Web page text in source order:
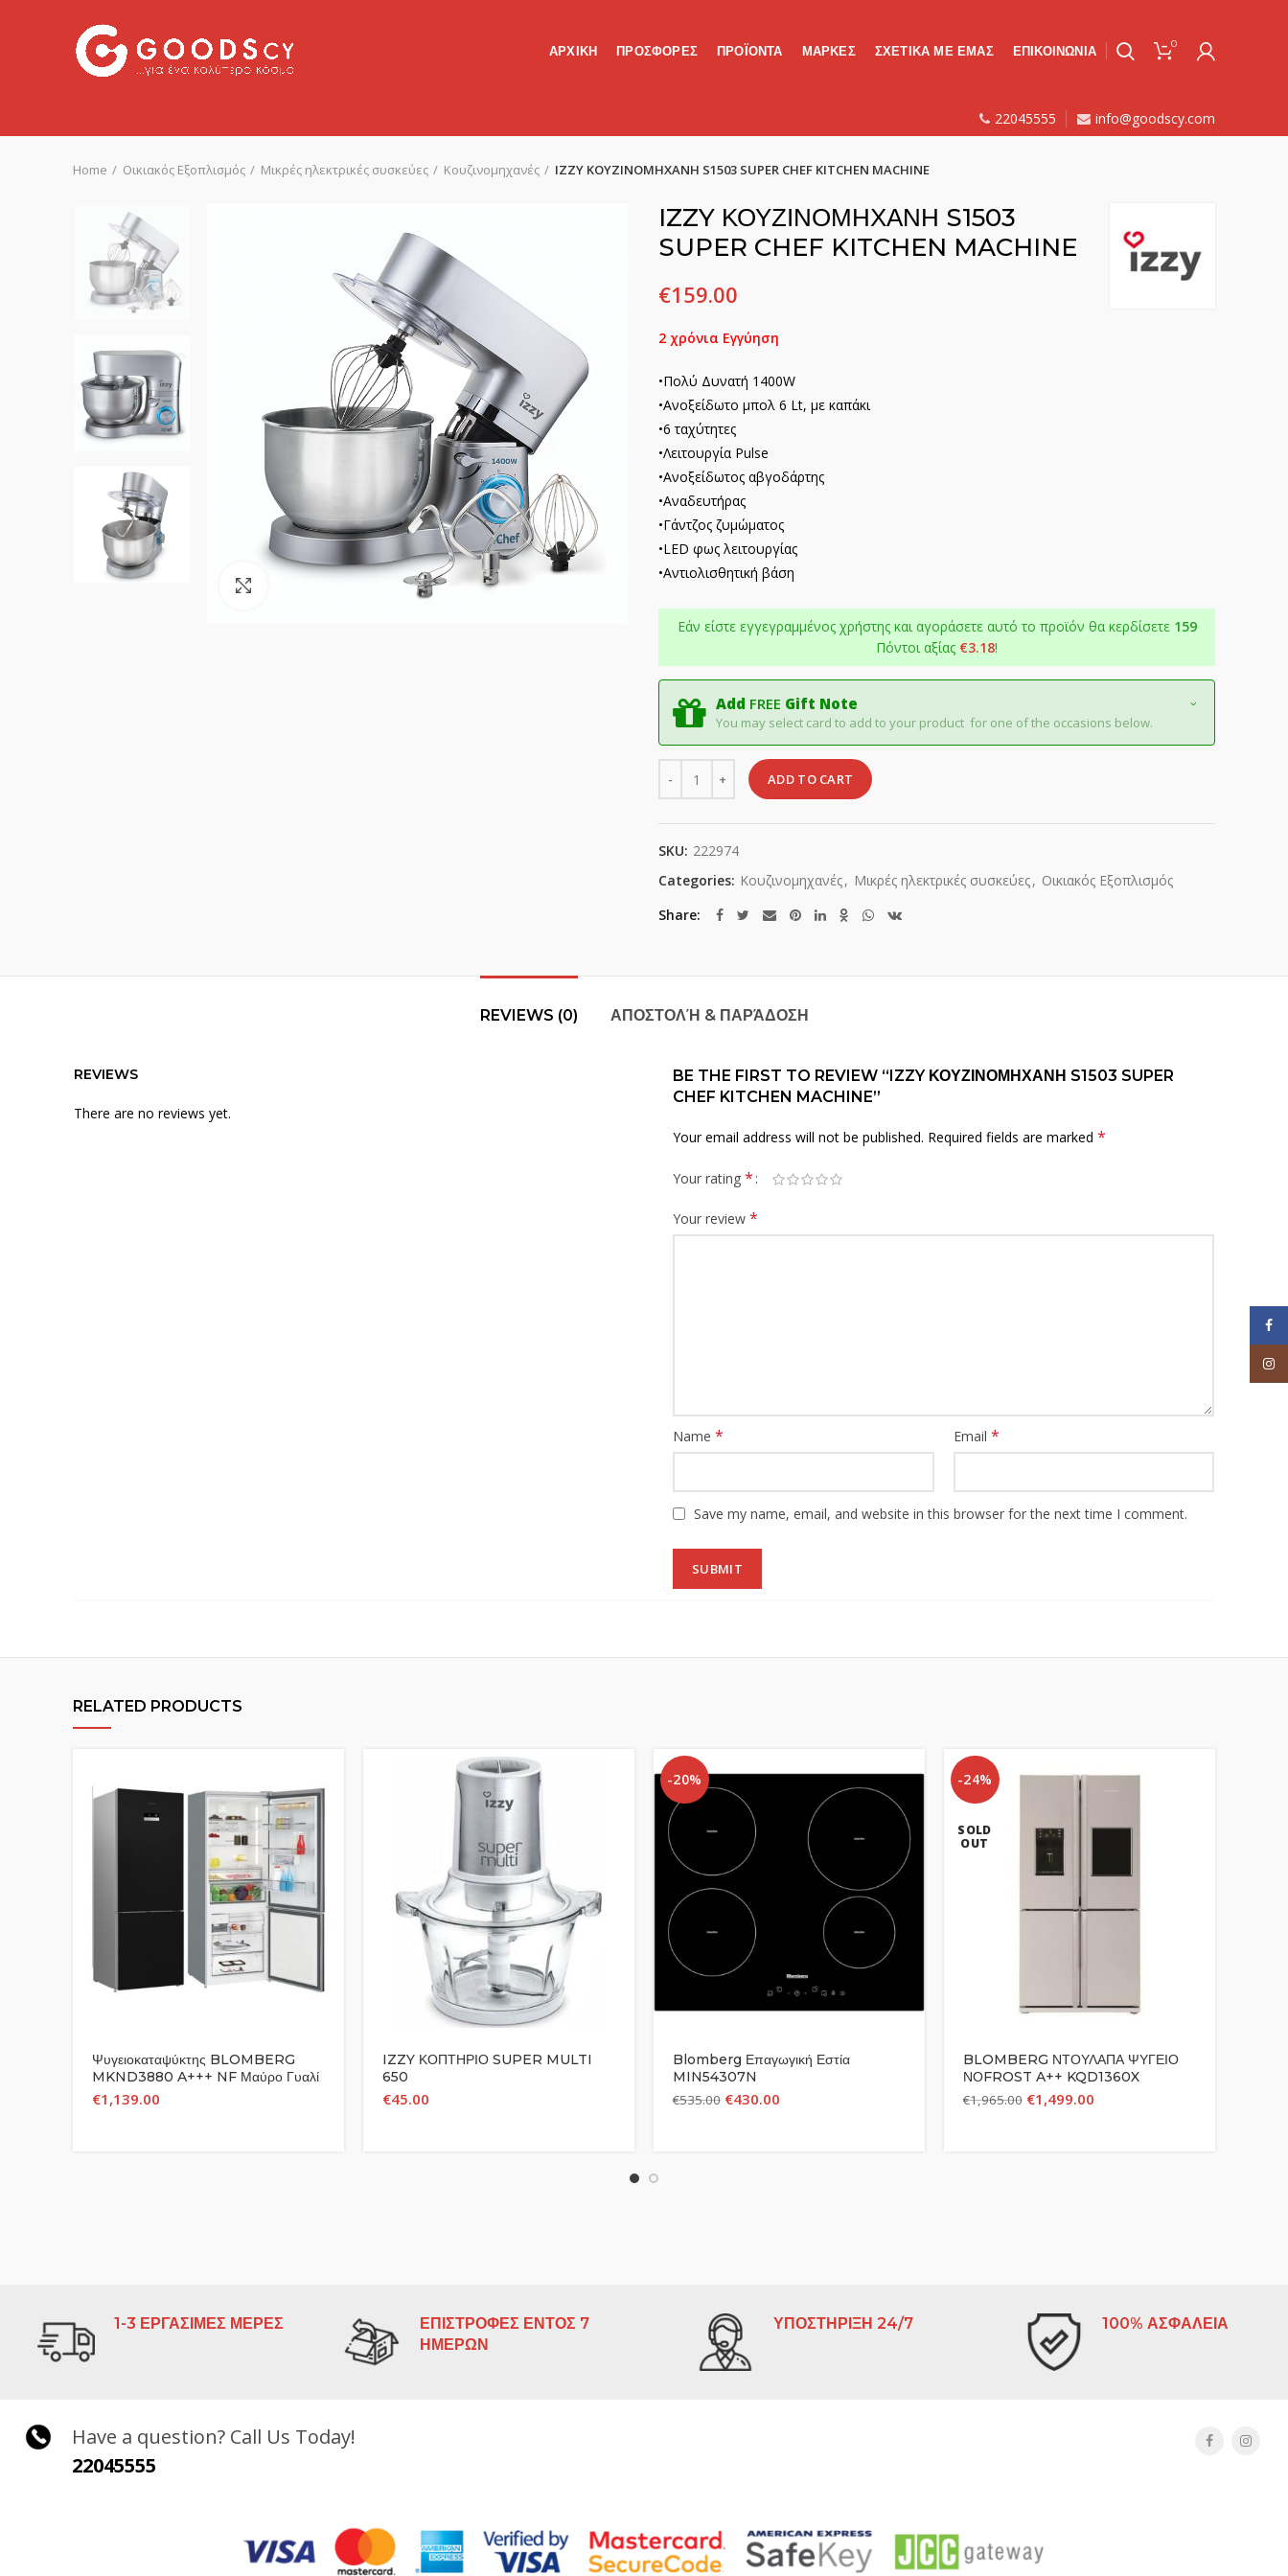
ΑΡΧΙΚΗ ΠΡΟΣΦΟΡΕΣ ΠΡΟΪΟΝΤΑ ΜΑΡΚΕΣ ΣΧΕΤΙΚΑ ΜΕ ΕΜΑΣ ΕΠΙΚΟΙΝΩΝΙΑ 0
22045555 info@goodscy.com
Home Οικιακός Εξοπλισμός Μικρές ηλεκτρικές συσκεύες Κουζινομηχανές IZZY ΚΟΥΖΙΝΟΜΗΧΑΝΗ S1503 SUPER CHEF KITCHEN MACHINE
IZZY ΚΟΥΖΙΝΟΜΗΧΑΝΗ S1503
SUPER CHEF KITCHEN MACHINE
€159.00
2 χρόνια Εγγύηση
•Πολύ Δυνατή 1400W
•Ανοξείδωτο μπολ 6 Lt, με καπάκι
•6 ταχύτητες
•Λειτουργία Pulse
•Ανοξείδωτος αβγοδάρτης
•Αναδευτήρας
•Γάντζος ζυμώματος
•LED φως λειτουργίας
•Αντιολισθητική βάση
Εάν είστε εγγεγραμμένος χρήστης και αγοράσετε αυτό το προϊόν θα κερδίσετε 159
Πόντοι αξίας €3.18!
Add FREE Gift Note
You may select card to add to your product for one of the occasions below.
ADD TO CART
SKU: 222974
Categories: Κουζινομηχανές, Μικρές ηλεκτρικές συσκεύες, Οικιακός Εξοπλισμός
Share
REVIEWS (0) ΑΠΟΣΤΟΛΉ & ΠΑΡΆΔΟΣΗ
REVIEWS
There are no reviews yet.
BE THE FIRST TO REVIEW “IZZY ΚΟΥΖΙΝΟΜΗΧΑΝΗ S1503 SUPER
CHEF KITCHEN MACHINE”
Your email address will not be published. Required fields are marked *
Your rating *
Your review *
Name * Email *
Save my name, email, and website in this browser for the next time I comment.
RELATED PRODUCTS
Ψυγειοκαταψύκτης BLOMBERG
MKND3880 A+++ NF Μαύρο Γυαλί
192×70
€1,139.00
IZZY ΚΟΠΤΗΡΙΟ SUPER MULTI
650
€45.00
-20%
Blomberg Επαγωγική Εστία
MIN54307N
€535.00 €430.00
-24%
SOLD
OUT
BLOMBERG ΝΤΟΥΛΑΠΑ ΨΥΓΕΙΟ
ΝΟFROST A++ KQD1360X
€1,965.00 €1,499.00
1-3 ΕΡΓΑΣΙΜΕΣ ΜΕΡΕΣ
ΕΠΙΣΤΡΟΦΕΣ ΕΝΤΟΣ 7
ΗΜΕΡΩΝ
ΥΠΟΣΤΗΡΙΞΗ 24/7 100% ΑΣΦΑΛΕΙΑ
Have a question? Call Us Today!
22045555